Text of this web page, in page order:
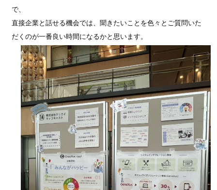
で、
直接企業と話せる機会では、聞きたいことを色々とご質問いた
だくのが一番良い時間になるかと思います。